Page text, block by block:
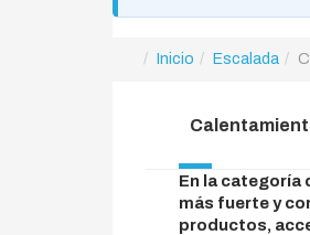
Inicio Escalada
En la categoría
más fuerte y
productos,